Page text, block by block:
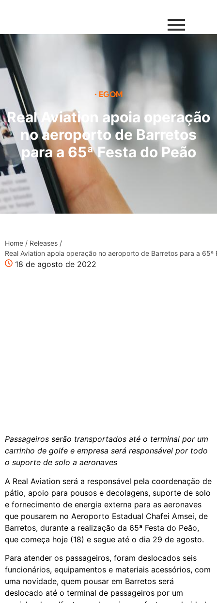
• EGOM
Real Aviation apoia operação
no aeroporto de Barretos
para a 65ª Festa do Peão
Home / Releases /
Real Aviation apoia operação no aeroporto de Barretos para a 65ª
18 de agosto de 2022
Passageiros serão transportados até o terminal por um
carrinho de golfe e empresa será responsável por todo
o suporte de solo a aeronaves
A Real Aviation será a responsável pela coordenação de
pátio, apoio para pousos e decolagens, suporte de solo
e fornecimento de energia externa para as aeronaves
que pousarem no Aeroporto Estadual Chafei Amsei, de
Barretos, durante a realização da 65ª Festa do Peão,
que começa hoje (18) e segue até o dia 29 de agosto.
Para atender os passageiros, foram deslocados seis
funcionários, equipamentos e materiais acessórios, com
uma novidade, quem pousar em Barretos será
deslocado até o terminal de passageiros por um